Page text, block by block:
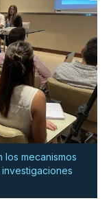
los mecanismos